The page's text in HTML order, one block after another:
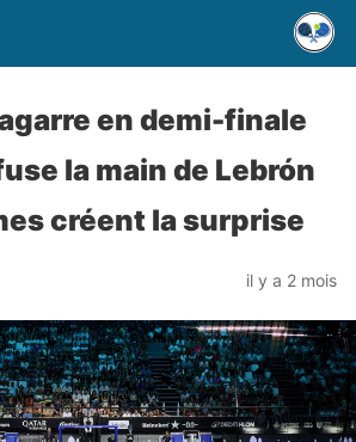
en demi-finale
la main de Lebrón
créent la surprise
il y a 2 mois